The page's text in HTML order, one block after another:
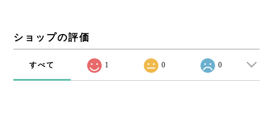
ショップの評価
すべて 1 0 0